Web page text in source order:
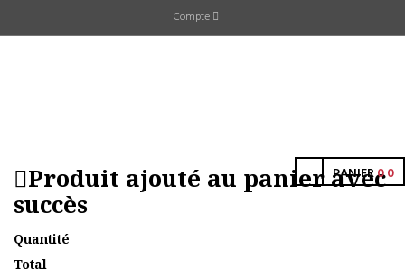
Compte
PANIER00
Produit ajouté au panier avec
succès
Quantité
Total